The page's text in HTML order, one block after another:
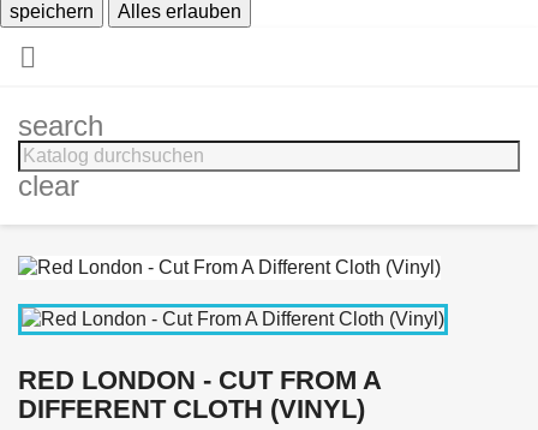
speichern
Alles erlauben

search
clear
RED LONDON - CUT FROM A
DIFFERENT CLOTH (VINYL)